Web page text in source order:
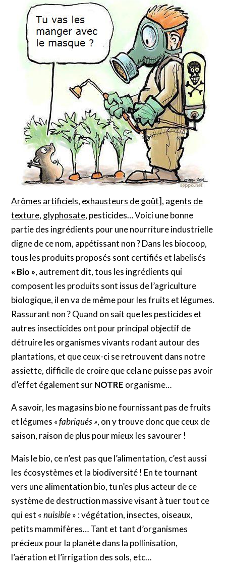
Arômes artificiels, exhausteurs de goût], agents de
texture, glyphosate, pesticides… Voici une bonne
partie des ingrédients pour une nourriture industrielle
digne de ce nom, appétissant non ? Dans les biocoop,
tous les produits proposés sont certifiés et labelisés
« Bio », autrement dit, tous les ingrédients qui
composent les produits sont issus de l’agriculture
biologique, il en va de même pour les fruits et légumes.
Rassurant non ? Quand on sait que les pesticides et
autres insecticides ont pour principal objectif de
détruire les organismes vivants rodant autour des
plantations, et que ceux-ci se retrouvent dans notre
assiette, difficile de croire que cela ne puisse pas avoir
d’effet également surNOTRE organisme…
A savoir, les magasins bio ne fournissant pas de fruits
et légumes « fabriqués », on y trouve donc que ceux de
saison, raison de plus pour mieux les savourer !
Mais le bio, ce n’est pas que l’alimentation, c’est aussi
les écosystèmes et la biodiversité ! En te tournant
vers une alimentation bio, tu n’es plus acteur de ce
système de destruction massive visant à tuer tout ce
qui est «nuisible» : végétation, insectes, oiseaux,
petits mammifères… Tant et tant d’organismes
précieux pour la planète dans la pollinisation,
l’aération et l’irrigation des sols, etc…